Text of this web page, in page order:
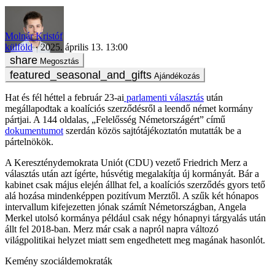
Molnár Kristóf
külföld
2025. április 13. 13:00
Megosztás
Ajándékozás
Hat és fél héttel a február 23-ai parlamenti választás után
megállapodtak a koalíciós szerződésről a leendő német kormány
pártjai. A 144 oldalas, „Felelősség Németországért” című
dokumentumotszerdán közös sajtótájékoztatón mutatták be a
pártelnökök.
A Kereszténydemokrata Uniót (CDU) vezető Friedrich Merz a
választás után azt ígérte, húsvétig megalakítja új kormányát. Bár a
kabinet csak május elején állhat fel, a koalíciós szerződés gyors tető
alá hozása mindenképpen pozitívum Merztől. A szűk két hónapos
intervallum kifejezetten jónak számít Németországban, Angela
Merkel utolsó kormánya például csak négy hónapnyi tárgyalás után
állt fel 2018-ban. Merz már csak a napról napra változó
világpolitikai helyzet miatt sem engedhetett meg magának hasonlót.
Kemény szociáldemokraták